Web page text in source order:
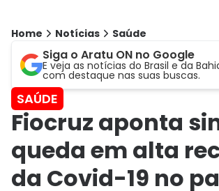
Home Notícias Saúde
Siga o Aratu ON no Google
E veja as notícias do Brasil e da
com destaque nas suas buscas.
SAÚDE
Fiocruz aponta
queda em alta
da Covid-19 no